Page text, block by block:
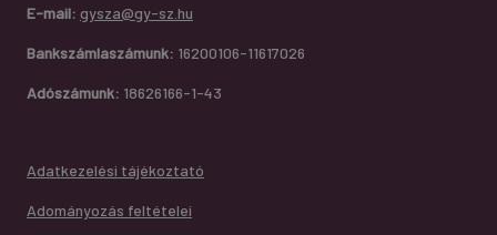
E-mail: gysza@gy-sz.hu
Bankszámlaszámunk: 16200106-11617026
Adószámunk: 18626166-1-43
Adatkezelési tájékoztató
Adományozás feltételei